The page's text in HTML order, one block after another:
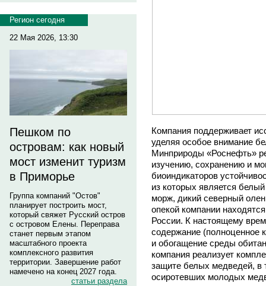
Регион сегодня
22 Мая 2026, 13:30
Пешком по
островам: как новый
мост изменит туризм
в Приморье
Группа компаний "Остов"
планирует построить мост,
который свяжет Русский остров
с островом Елены. Переправа
станет первым этапом
масштабного проекта
комплексного развития
территории. Завершение работ
намечено на конец 2027 года.
статьи раздела
Компания поддерживает
уделяя особое внимание
Минприроды «Роснефть»
изучению, сохранению и
биоиндикаторов
из которых является
морж, дикий северный
опекой компании
России. К настоящему
содержание (полноценное
и обогащение среды
компания реализует
защите белых медведей, в
осиротевших молодых